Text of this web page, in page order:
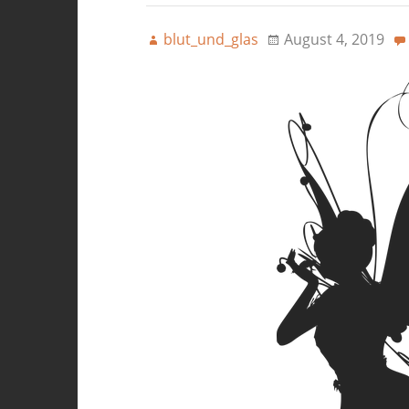
blut_und_glas August 4, 2019